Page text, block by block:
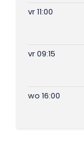
vr 11:00
vr 09:15
wo 16:00